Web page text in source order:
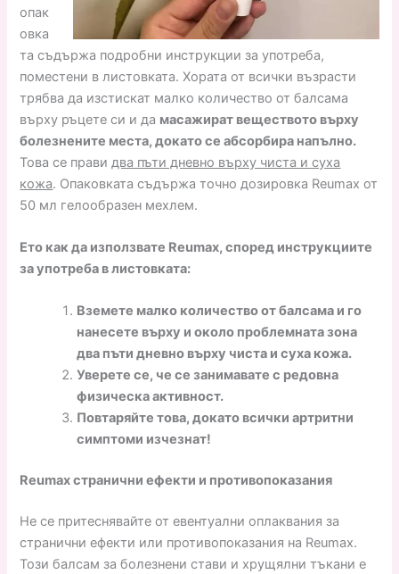
опак
овка
та съдържа подробни инструкции за употреба,
поместени в листовката. Хората от всички възрасти
трябва да изстискат малко количество от балсама
върху ръцете си и да масажират веществото върху
болезнените места, докато се абсорбира напълно.
Това се правидва пъти дневно върху чиста и суха
кожа. Опаковката съдържа точно дозировка Reumax от
50 мл гелообразен мехлем.
Ето как да използвате Reumax, според инструкциите
за употреба в листовката:
Вземете малко количество от балсама и го
нанесете върху и около проблемната зона
два пъти дневно върху чиста и суха кожа.
Уверете се, че се занимавате с редовна
физическа активност.
Повтаряйте това, докато всички артритни
симптоми изчезнат!
Reumax странични ефекти и противопоказания
Не се притеснявайте от евентуални оплаквания за
странични ефекти или противопоказания на Reumax.
Този балсам за болезнени стави и хрущялни тъкани е